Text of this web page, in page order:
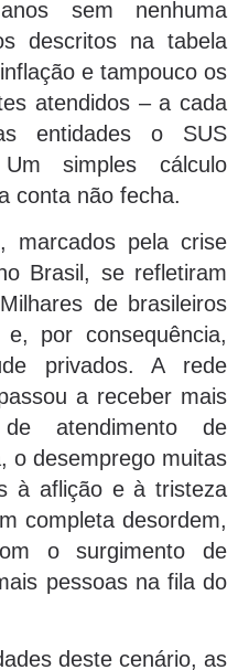
sem nenhuma
descritos na tabela
e tampouco os
atendidos – a cada
entidades o SUS
simples cálculo
conta não fecha.
marcados pela crise
Brasil, se refletiram
de brasileiros
por consequência,
privados. A rede
a receber mais
atendimento de
o desemprego muitas
à aflição e à tristeza
completa desordem,
o surgimento de
pessoas na fila do
deste cenário, as